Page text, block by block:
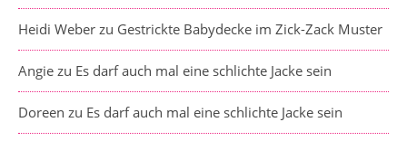
Heidi Weber zu Gestrickte Babydecke im Zick-Zack Muster
Angie zu Es darf auch mal eine schlichte Jacke sein
Doreen zu Es darf auch mal eine schlichte Jacke sein